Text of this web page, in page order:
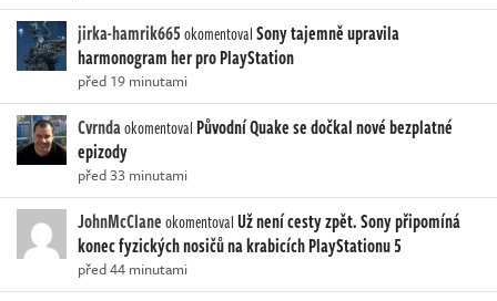
jirka-hamrik665okomentovalSony tajemně upravila
harmonogram her pro PlayStation
před 19 minutami
Cvrndaokomentoval Původní Quake se dočkal nové bezplatné
epizody
před 33 minutami
JohnMcClaneokomentovalUž není cesty zpět. Sony připomíná
konec fyzických nosičů na krabicích PlayStationu 5
před 44 minutami